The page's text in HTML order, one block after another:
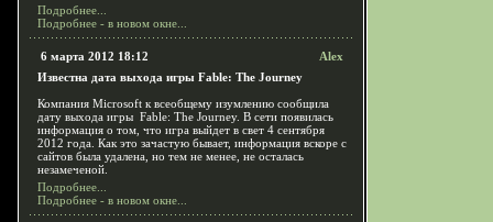
Подробнее...
Подробнее - в новом окне...
6 марта 2012 18:12
Alex
Известна дата выхода игры Fable: The Journey
Компания Microsoft к всеобщему изумлению сообщила
дату выхода игры Fable: The Journey. В сети появилась
информация о том, что игра выйдет в свет 4 сентября
2012 года. Как это зачастую бывает, информация вскоре с
сайтов была удалена, но тем не менее, не осталась
незамеченой.
Подробнее...
Подробнее - в новом окне...